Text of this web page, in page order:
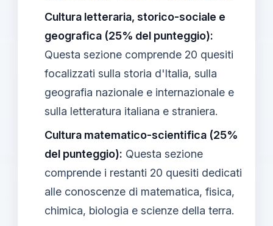
Cultura letteraria, storico-sociale e
geografica (25% del punteggio):
Questa sezione comprende 20 quesiti
focalizzati sulla storia d'Italia, sulla
geografia nazionale e internazionale e
sulla letteratura italiana e straniera.
Cultura matematico-scientifica (25%
del punteggio): Questa sezione
comprende i restanti 20 quesiti dedicati
alle conoscenze di matematica, fisica,
chimica, biologia e scienze della terra.